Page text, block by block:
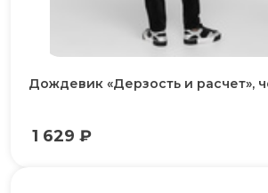
Дождевик «Дерзость и расчет»,
1 629 ₽